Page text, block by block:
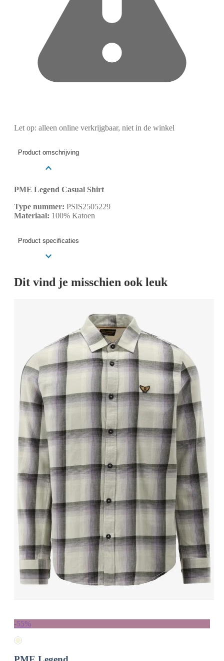
Let op: alleen online verkrijgbaar, niet in de winkel
Product omschrijving
PME Legend Casual Shirt
Type nummer: PSIS2505229
Materiaal: 100% Katoen
Product specificaties
Dit vind je misschien ook leuk
-55%